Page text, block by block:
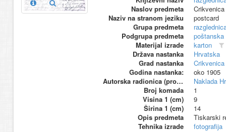
Naslov predmeta
Naziv na stranom jeziku
postcard
Grupa predmeta
Podgrupa predmeta
poštanska
Materijal izrade
karton
Država nastanka
Hrvatska
Grad nastanka
Crikvenica
Godina nastanka:
oko 1905
Autorska radionica (proizvođač)
Naklada
Broj komada
1
Visina 1 (cm)
9
Širina 1 (cm)
14
Opis predmeta
Tiskarski
Tehnika izrade
fotografija